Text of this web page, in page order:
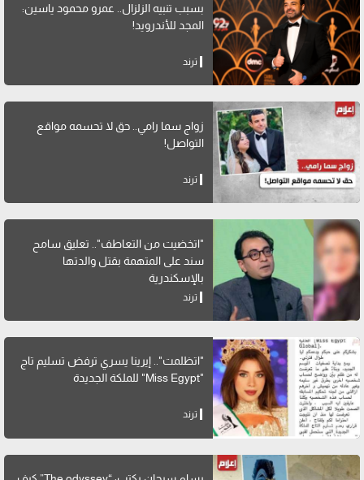
بسبب تنبيه الزلزال.. عمرو محمود ياسين:
المجد للأندرويد!
ترند
زواج سما رامي.. حق لا تحسمه مواقع
التواصل!
ترند
"اتخضيت من التعاطف".. تعليق سامح
سند على المتهمة بقتل والدتها
بالإسكندرية
ترند
"اتظلمت".. إيرينا يسري ترفض تسليم تاج
"Miss Egypt" للملكة الجديدة
ترند